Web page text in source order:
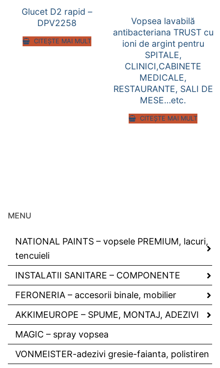
Glucet D2 rapid –
DPV2258
CITEȘTE MAI MULT
Vopsea lavabilă
antibacteriana TRUST cu
ioni de argint pentru
SPITALE,
CLINICI,CABINETE
MEDICALE,
RESTAURANTE, SALI DE
MESE…etc.
CITEȘTE MAI MULT
MENU
NATIONAL PAINTS – vopsele PREMIUM, lacuri,
tencuieli
INSTALATII SANITARE – COMPONENTE
FERONERIA – accesorii binale, mobilier
AKKIMEUROPE – SPUME, MONTAJ, ADEZIVI
MAGIC – spray vopsea
VONMEISTER-adezivi gresie-faianta, polistiren